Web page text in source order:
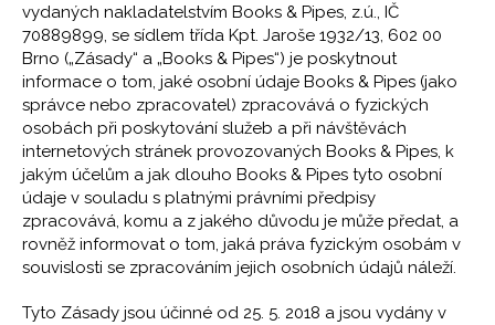
vydaných nakladatelstvím Books & Pipes, z.ú., IČ
70889899, se sídlem třída Kpt. Jaroše 1932/13, 602 00
Brno („Zásady“ a „Books & Pipes“) je poskytnout
informace o tom, jaké osobní údaje Books & Pipes (jako
správce nebo zpracovatel) zpracovává o fyzických
osobách při poskytování služeb a při návštěvách
internetových stránek provozovaných Books & Pipes, k
jakým účelům a jak dlouho Books & Pipes tyto osobní
údaje v souladu s platnými právními předpisy
zpracovává, komu a z jakého důvodu je může předat, a
rovněž informovat o tom, jaká práva fyzickým osobám v
souvislosti se zpracováním jejich osobních údajů náleží.
Tyto Zásady jsou účinné od 25. 5. 2018 a jsou vydány v